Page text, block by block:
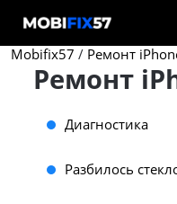
Mobifix57 / Ремонт
Ремонт
Диагностика
Разбилось